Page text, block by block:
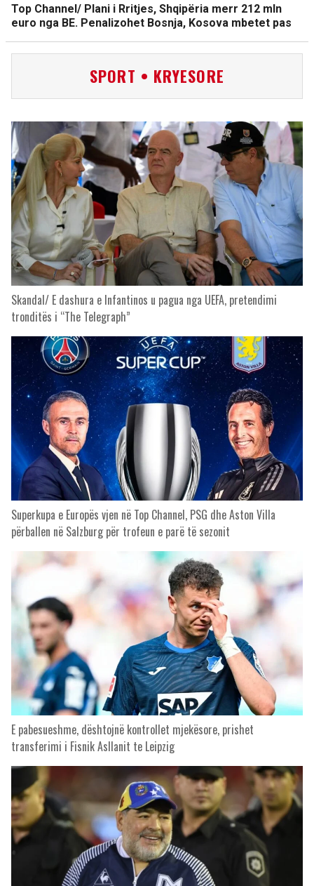
Top Channel/ Plani i Rritjes, Shqipëria merr 212 mln
euro nga BE. Penalizohet Bosnja, Kosova mbetet pas
SPORT • KRYESORE
Skandal/ E dashura e Infantinos u pagua nga UEFA, pretendimi
tronditës i “The Telegraph”
Superkupa e Europës vjen në Top Channel, PSG dhe Aston Villa
përballen në Salzburg për trofeun e parë të sezonit
E pabesueshme, dështojnë kontrollet mjekësore, prishet
transferimi i Fisnik Asllanit te Leipzig